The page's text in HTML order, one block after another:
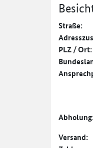
Straße:
PLZ / Ort:
Versand: